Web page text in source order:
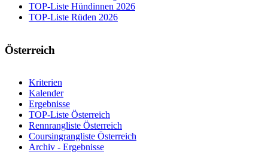
TOP-Liste Hündinnen 2026
TOP-Liste Rüden 2026
Österreich
Kriterien
Kalender
Ergebnisse
TOP-Liste Österreich
Rennrangliste Österreich
Coursingrangliste Österreich
Archiv - Ergebnisse